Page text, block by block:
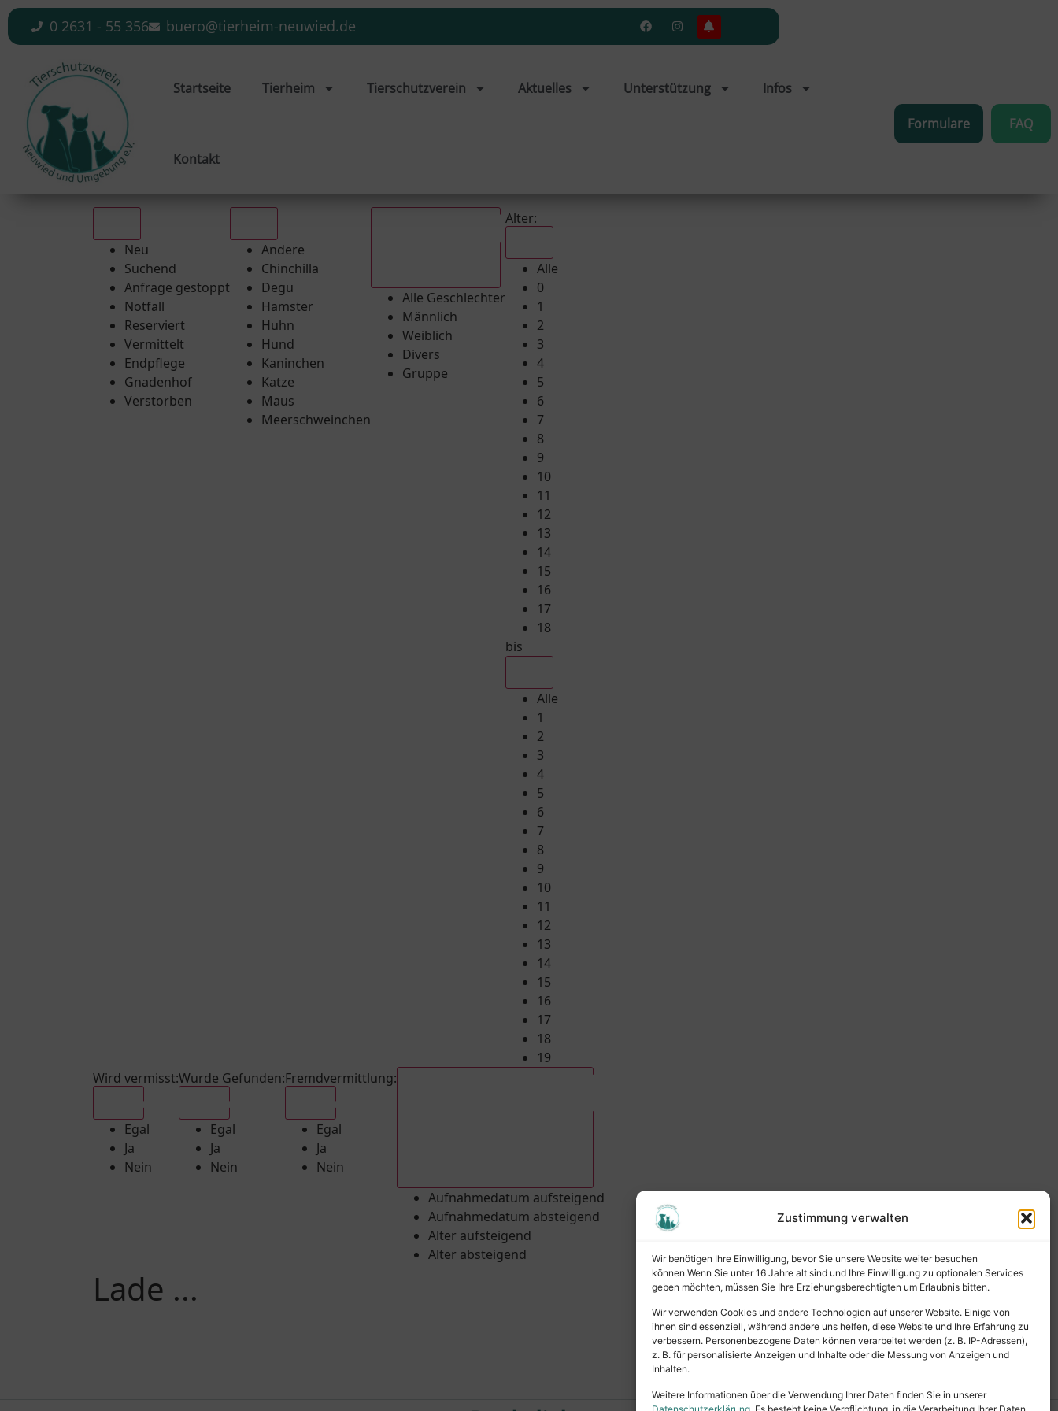
Zustimmung verwalten
Wir benötigen Ihre Einwilligung, bevor Sie unsere Website weiter besuchen
können.Wenn Sie unter 16 Jahre alt sind und Ihre Einwilligung zu optionalen Services
geben möchten, müssen Sie Ihre Erziehungsberechtigten um Erlaubnis bitten.
Wir verwenden Cookies und andere Technologien auf unserer Website. Einige von
ihnen sind essenziell, während andere uns helfen, diese Website und Ihre Erfahrung zu
verbessern. Personenbezogene Daten können verarbeitet werden (z. B. IP-Adressen),
z. B. für personalisierte Anzeigen und Inhalte oder die Messung von Anzeigen und
Inhalten.
Weitere Informationen über die Verwendung Ihrer Daten finden Sie in unserer
0 2631 - 55 356 buero@tierheim-neuwied.de
Startseite Tierheim Tierschutzverein Aktuelles Unterstützung Infos
Kontakt
Formulare FAQ
Neu
Suchend
Anfrage gestoppt
Notfall
Reserviert
Vermittelt
Endpflege
Gnadenhof
Verstorben
Andere
Chinchilla
Degu
Hamster
Huhn
Hund
Kaninchen
Katze
Maus
Meerschweinchen
Alle Geschlechter
Männlich
Weiblich
Divers
Gruppe
Alter:
Alle
0
1
2
3
4
5
6
7
8
9
10
11
12
13
14
15
16
17
18
bis
Alle
1
2
3
4
5
6
7
8
9
10
11
12
13
14
15
16
17
18
19
Wird vermisst:
Egal
Ja
Nein
Wurde Gefunden:
Egal
Ja
Nein
Fremdvermittlung:
Egal
Ja
Nein
Aufnahmedatum aufsteigend
Aufnahmedatum absteigend
Alter aufsteigend
Alter absteigend
Lade ...